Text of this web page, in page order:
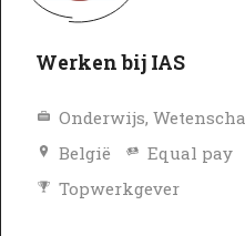
Werken bij IAS
België
Equal pay
Topwerkgever